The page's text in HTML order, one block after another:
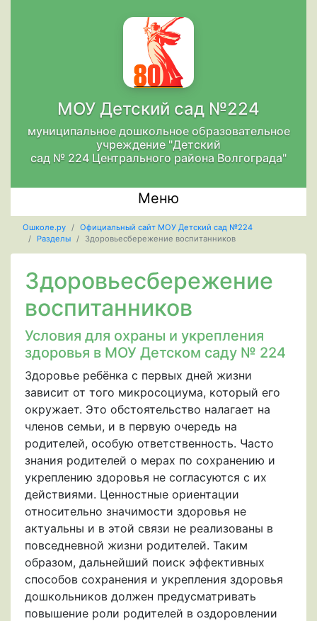
МОУ Детский сад №224
муниципальное дошкольное образовательное
учреждение "Детский
сад № 224 Центрального района Волгограда"
Меню
Ошколе.ру
Официальный сайт МОУ Детский сад №224
Разделы
Здоровьесбережение воспитанников
Здоровьесбережение
воспитанников
Условия для охраны и укрепления
здоровья в МОУ Детском саду № 224
Здоровье ребёнка с первых дней жизни
зависит от того микросоциума, который его
окружает. Это обстоятельство налагает на
членов семьи, и в первую очередь на
родителей, особую ответственность. Часто
знания родителей о мерах по сохранению и
укреплению здоровья не согласуются с их
действиями. Ценностные ориентации
относительно значимости здоровья не
актуальны и в этой связи не реализованы в
повседневной жизни родителей. Таким
образом, дальнейший поиск эффективных
способов сохранения и укрепления здоровья
дошкольников должен предусматривать
повышение роли родителей в оздоровлении